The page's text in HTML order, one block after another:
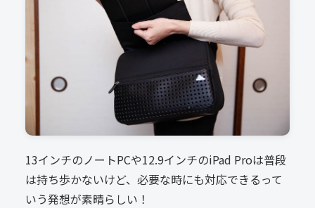
13インチのノートPCや12.9インチのiPad Proは普段
は持ち歩かないけど、必要な時にも対応できるって
いう発想が素晴らしい！